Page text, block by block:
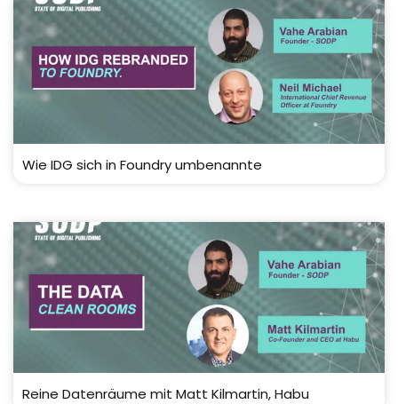
Wie IDG sich in Foundry umbenannte
Reine Datenräume mit Matt Kilmartin, Habu